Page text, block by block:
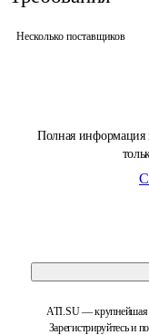
Полная информация
ATI.SU — крупнейшая
Зарегистрируйтесь и
Несколько поставщиков